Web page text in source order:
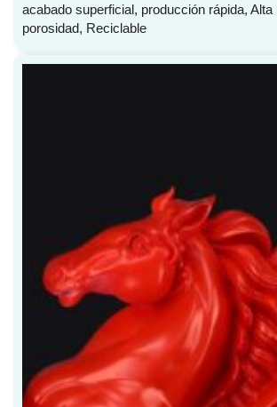
acabado superficial, producción rápida,
porosidad, Reciclable